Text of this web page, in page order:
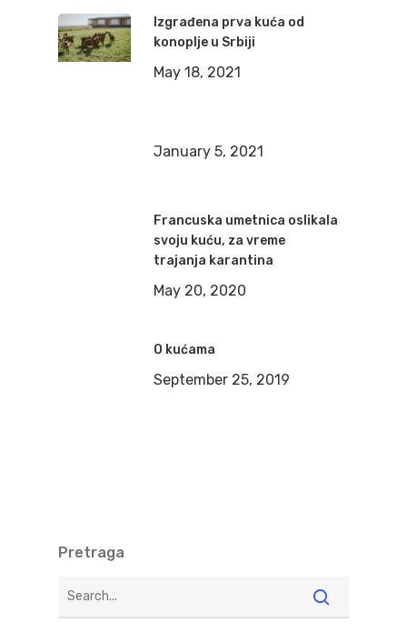
Izgrađena prva kuća od
konoplje u Srbiji
May 18, 2021
January 5, 2021
Francuska umetnica oslikala
svoju kuću, za vreme
trajanja karantina
May 20, 2020
O kućama
September 25, 2019
Pretraga